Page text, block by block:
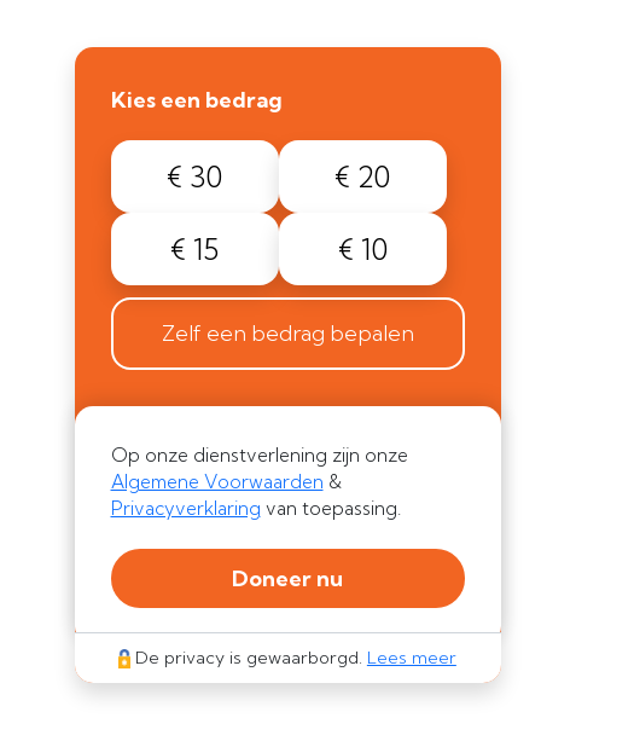
Kies een bedrag
€ 30
€ 20
€ 15
€ 10
Zelf een bedrag bepalen
Op onze dienstverlening zijn onze
Algemene Voorwaarden &
Privacyverklaring van toepassing.
Doneer nu
De privacy is gewaarborgd. Lees meer